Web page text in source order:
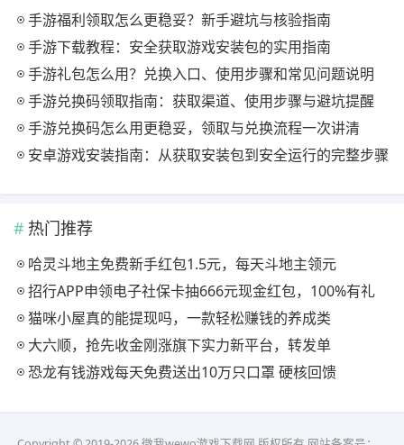
手游福利领取怎么更稳妥？新手避坑与核验指南
手游下载教程：安全获取游戏安装包的实用指南
手游礼包怎么用？兑换入口、使用步骤和常见问题说明
手游兑换码领取指南：获取渠道、使用步骤与避坑提醒
手游兑换码怎么用更稳妥，领取与兑换流程一次讲清
安卓游戏安装指南：从获取安装包到安全运行的完整步骤
热门推荐
哈灵斗地主免费新手红包1.5元，每天斗地主领元
招行APP申领电子社保卡抽666元现金红包，100%有礼
猫咪小屋真的能提现吗，一款轻松赚钱的养成类
大六顺，抢先收金刚涨旗下实力新平台，转发单
恐龙有钱游戏每天免费送出10万只口罩 硬核回馈